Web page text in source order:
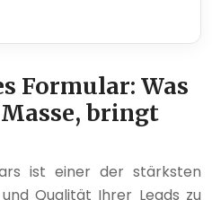
Formular: Was
bringt
ist einer der stärksten
Qualität Ihrer Leads zu